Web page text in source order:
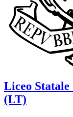
Liceo Statale
(LT)